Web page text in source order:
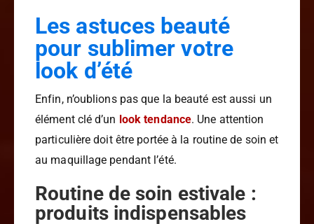
Les astuces beauté
pour sublimer votre
look d’été
Enfin, n’oublions pas que la beauté est aussi un
élément clé d’un look tendance. Une attention
particulière doit être portée à la routine de soin et
au maquillage pendant l’été.
Routine de soin estivale :
produits indispensables